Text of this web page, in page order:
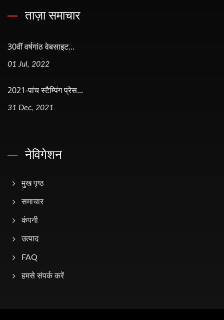
ताज़ा समाचार
30वीं वर्षगांठ वेबसाइट...
01 Jul, 2022
2021-पांच स्टैम्पिंग प्रेस...
31 Dec, 2021
नेविगेशन
मुख पृष्ठ
समाचार
कंपनी
उत्पाद
FAQ
हमसे संपर्क करें